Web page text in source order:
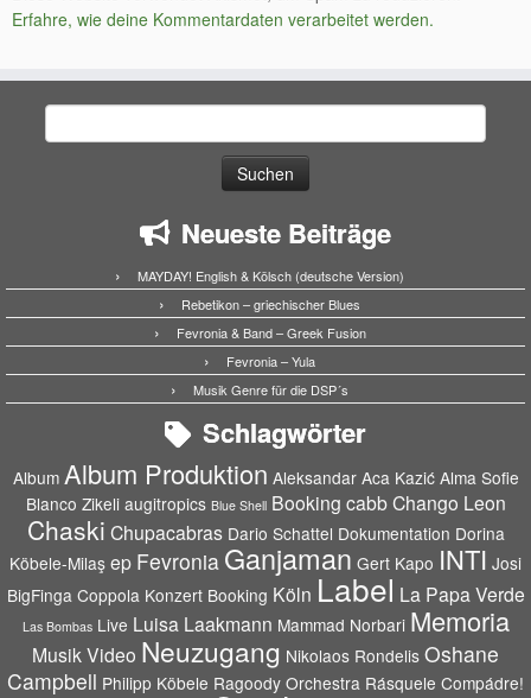
Erfahre, wie deine Kommentardaten verarbeitet werden.
Neueste Beiträge
MAYDAY! English & Kölsch (deutsche Version)
Rebetikon – griechischer Blues
Fevronia & Band – Greek Fusion
Fevronia – Yula
Musik Genre für die DSP´s
Schlagwörter
Album Album Produktion Aleksandar Aca Kazić Alma Sofie
Blanco Zikeli augitropics Blue Shell Booking cabbChango Leon
Chaski Chupacabras Dario Schattel Dokumentation Dorina
Köbele-Milaş ep Fevronia Ganjaman Gert Kapo INTI Josi
BigFinga Coppola Konzert Booking Köln Label La Papa Verde
Las Bombas Live Luisa Laakmann Mammad Norbari Memoria
Musik Video Neuzugang Nikolaos Rondelis Oshane
Campbell Philipp Köbele Ragoody Orchestra Rásquele Compádre!